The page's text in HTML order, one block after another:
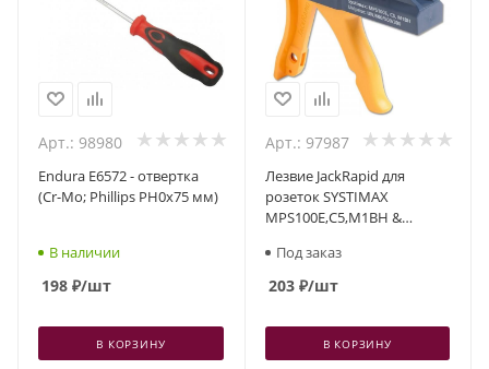
Арт.: 98980
Endura E6572 - отвертка
(Cr-Mo; Phillips PH0x75 мм)
В наличии
198 ₽/шт
В КОРЗИНУ
Арт.: 97987
Лезвие JackRapid для
розеток SYSTIMAX
MPS100E,C5,M1BH &
Под заказ
203₽/шт
В КОРЗИНУ